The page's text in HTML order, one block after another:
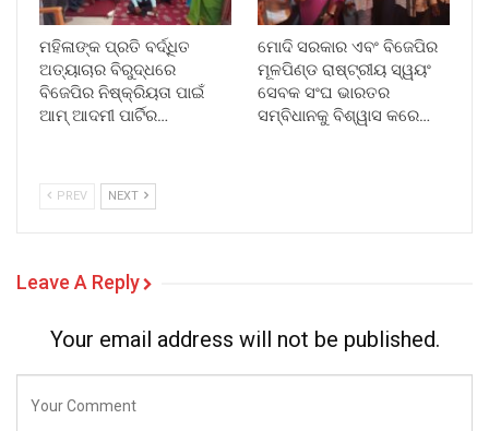
ମହିଳାଙ୍କ ପ୍ରତି ବର୍ଦ୍ଧିତ
ଅତ୍ୟାଚାର ବିରୁଦ୍ଧରେ
ବିଜେପିର ନିଷ୍କ୍ରିୟତା ପାଇଁ
ଆମ୍ ଆଦମୀ ପାର୍ଟିର…
ମୋଦି ସରକାର ଏବଂ ବିଜେପିର
ମୂଳପିଣ୍ଡ ରାଷ୍ଟ୍ରୀୟ ସ୍ୱୟଂ
ସେବକ ସଂଘ ଭାରତର
ସମ୍ବିଧାନକୁ ବିଶ୍ୱାସ କରେ…
PREV NEXT
Leave A Reply
Your email address will not be published.